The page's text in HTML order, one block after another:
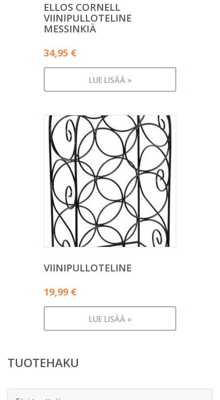
ELLOS CORNELL
VIINIPULLOTELINE
MESSINKIÄ
34,95 €
LUE LISÄÄ »
VIINIPULLOTELINE
19,99 €
LUE LISÄÄ »
TUOTEHAKU